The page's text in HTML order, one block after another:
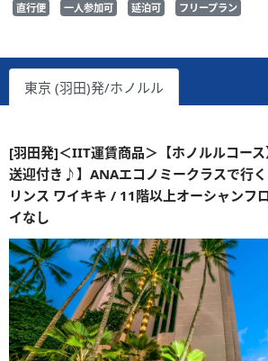
直行便 一人参加可 延泊可 フリープラン
東京 (羽田)発/ホノルル
[羽田発]＜IIT運賃商品＞【ホノルルコー
送迎付き♪】ANAエコノミークラスで行
リンス ワイキキ / 11階以上オーシャンフ
イなし